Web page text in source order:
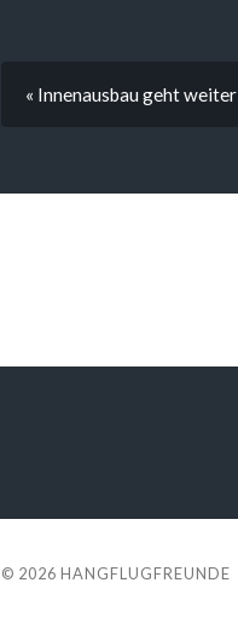
« Innenausbau geht weiter
© 2026 HANGFLUGFREUNDE